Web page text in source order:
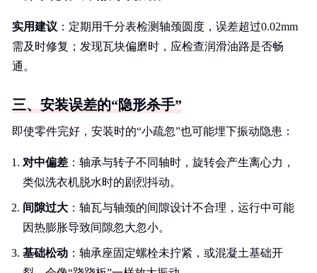
实用建议 ：定期用千分表检测轴颈圆度，误差超过0.02mm
需及时修复；发现瓦块偏磨时，应检查润滑油路是否畅
通。
三、安装误差的“隐形杀手”
即使零件完好，安装时的“小疏忽”也可能埋下振动隐患：
对中偏差 ：轴承与转子不同轴时，旋转会产生离心力，
类似洗衣机脱水时的剧烈抖动。
间隙过大 ：轴瓦与轴颈的间隙设计不合理，运行中可能
因热膨胀导致间隙忽大忽小。
基础松动 ：轴承座固定螺栓未拧紧，或混凝土基础开